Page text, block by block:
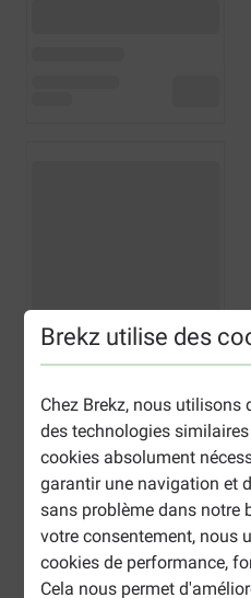
Brekz utilise des
Chez Brekz, nous utilisons
des technologies
cookies absolument
garantir une navigation et
sans problème dans notre
votre consentement, nous
cookies de performance,
Cela nous permet